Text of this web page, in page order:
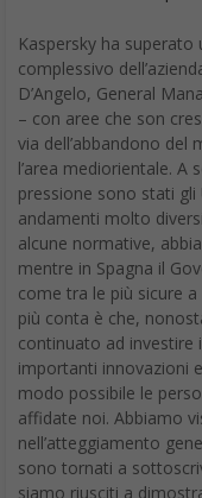
Kaspersky ha
complessivo
D’Angelo, General
– con aree che son
via dell’abbandono
l’area mediorientale. A
pressione sono stati gli
andamenti molto
alcune normative,
mentre in Spagna il
come tra le più sicure
più conta è che,
continuato ad investire
importanti innovazioni
modo possibile le
affidate noi. Abbiamo
nell’atteggiamento
sono tornati a
siamo riusciti a